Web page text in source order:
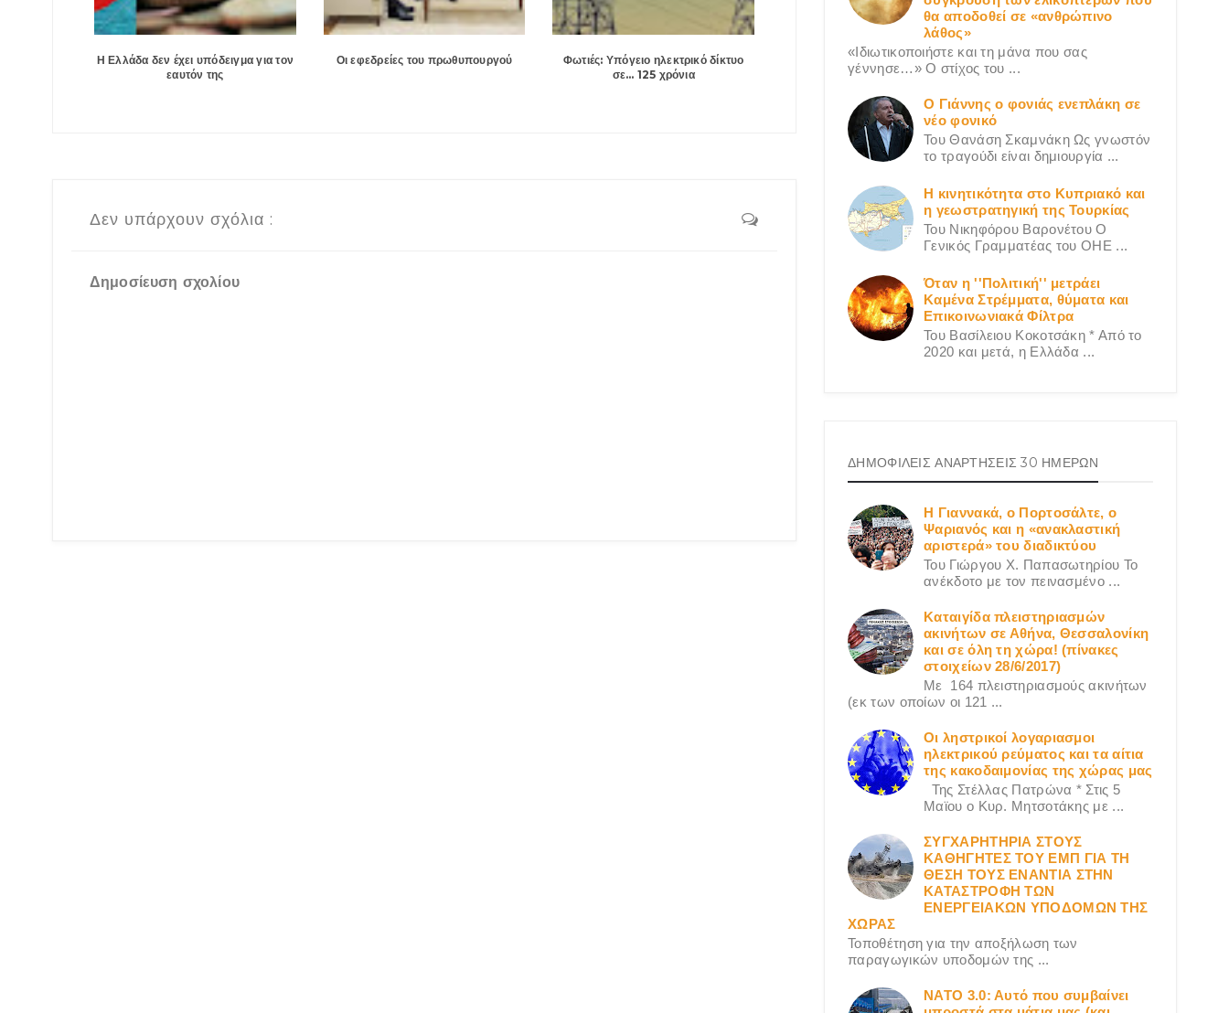
Η Ελλάδα δεν έχει υπόδειγμα για τον
εαυτόν της
Οι εφεδρείες του πρωθυπουργού
Φωτιές: Υπόγειο ηλεκτρικό δίκτυο
σε… 125 χρόνια
Δεν υπάρχουν σχόλια :
Δημοσίευση σχολίου
θα αποδοθεί σε «ανθρώπινο
λάθος»
«Ιδιωτικοποιήστε και τη μάνα που σας
γέννησε…» Ο στίχος του ...
Ο Γιάννης ο φονιάς ενεπλάκη σε
νέο φονικό
Του Θανάση Σκαμνάκη Ως γνωστόν
το τραγούδι είναι δημιουργία ...
Η κινητικότητα στο Κυπριακό και
η γεωστρατηγική της Τουρκίας
Του Νικηφόρου Βαρονέτου Ο
Γενικός Γραμματέας του ΟΗΕ ...
Όταν η ''Πολιτική'' μετράει
Καμένα Στρέμματα, θύματα και
Επικοινωνιακά Φίλτρα
Του Βασίλειου Κοκοτσάκη * Από το
2020 και μετά, η Ελλάδα ...
ΔΗΜΟΦΙΛΕΙΣ ΑΝΑΡΤΗΣΕΙΣ 30 ΗΜΕΡΩΝ
Η Γιαννακά, ο Πορτοσάλτε, ο
Ψαριανός και η «ανακλαστική
αριστερά» του διαδικτύου
Του Γιώργου X. Παπασωτηρίου Το
ανέκδοτο με τον πεινασμένο ...
Καταιγίδα πλειστηριασμών
ακινήτων σε Αθήνα, Θεσσαλονίκη
και σε όλη τη χώρα! (πίνακες
στοιχείων 28/6/2017)
Με 164 πλειστηριασμούς ακινήτων
(εκ των οποίων οι 121 ...
Οι ληστρικοί λογαριασμοι
ηλεκτρικού ρεύματος και τα αίτια
της κακοδαιμονίας της χώρας μας
Της Στέλλας Πατρώνα * Στις 5
Μαϊου ο Κυρ. Μητσοτάκης με ...
ΣΥΓΧΑΡΗΤΗΡΙΑ ΣΤΟΥΣ
ΚΑΘΗΓΗΤΕΣ ΤΟΥ ΕΜΠ ΓΙΑ ΤΗ
ΘΕΣΗ ΤΟΥΣ ΕΝΑΝΤΙΑ ΣΤΗΝ
ΚΑΤΑΣΤΡΟΦΗ ΤΩΝ
ΕΝΕΡΓΕΙΑΚΩΝ ΥΠΟΔΟΜΩΝ ΤΗΣ
ΧΩΡΑΣ
Τοποθέτηση για την αποξήλωση των
παραγωγικών υποδομών της ...
ΝΑΤΟ 3.0: Αυτό που συμβαίνει